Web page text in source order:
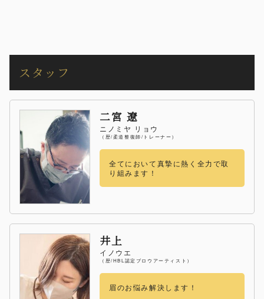
スタッフ
二宮 遼
ニノミヤ リョウ
（歴/柔道整復師/トレーナー）
全てにおいて真摯に熱く全力で取
り組みます！
井上
イノウエ
（歴/HBL認定ブロウアーティスト）
眉のお悩み解決します！